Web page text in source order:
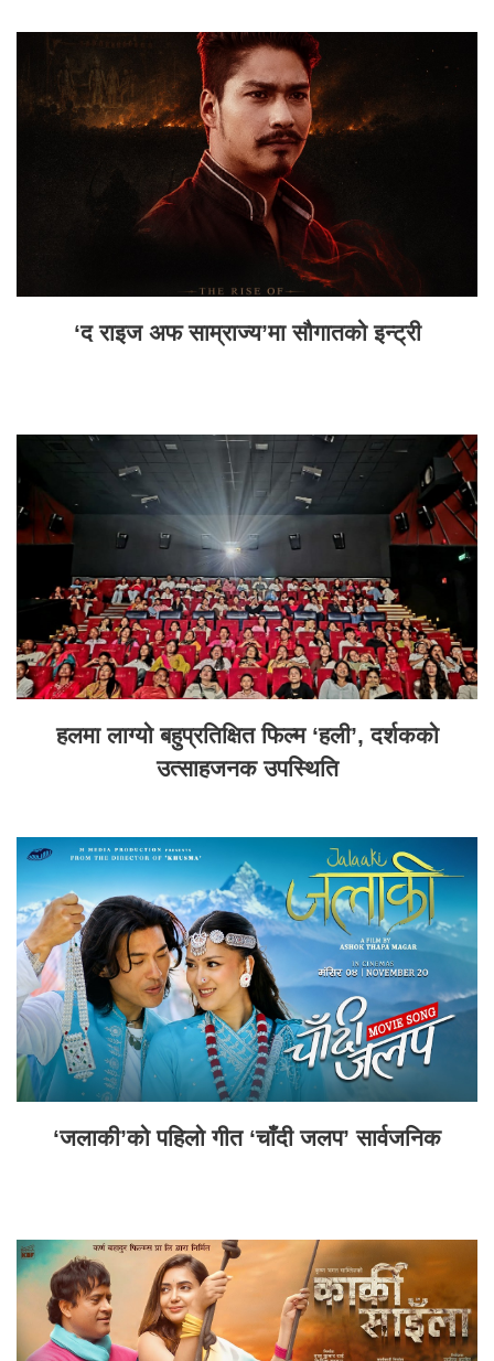
‘द राइज अफ साम्राज्य’मा सौगातको इन्ट्री
हलमा लाग्यो बहुप्रतिक्षित फिल्म ‘हली’, दर्शकको
उत्साहजनक उपस्थिति
‘जलाकी’को पहिलो गीत ‘चाँदी जलप’ सार्वजनिक